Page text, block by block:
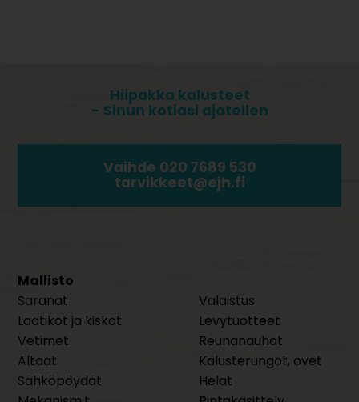
Hiipakka kalusteet
- Sinun kotiasi ajatellen
Vaihde 020 7689 530
tarvikkeet@ejh.fi
Mallisto
Saranat
Laatikot ja kiskot
Vetimet
Altaat
Sähköpöydät
Valaistus
Levytuotteet
Reunanauhat
Kalusterungot, ovet
Helat